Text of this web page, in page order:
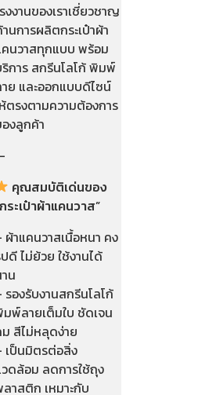
งงานของเราเชี่ยวชาญ
นการผลิตกระเป๋าผ้า
นวาสทุกแบบ พร้อม
การ สกรีนโลโก้ พิมพ์
ย และออกแบบดีไซน์
ตรงตามความต้องการ
งลูกค้า
คุณสมบัติเด่นของ
ระเป๋าผ้าแคนวาส”
ผ้าแคนวาสเนื้อหนา คง
ดี ไม่ย้วย ใช้งานได้
น
รองรับงานสกรีนโลโก้
พ์ลายเต็มใบ ชัดเจน
สีไม่หลุดง่าย
เป็นมิตรต่อสิ่ง
ดล้อม ลดการใช้ถุง
าสติก เหมาะกับ